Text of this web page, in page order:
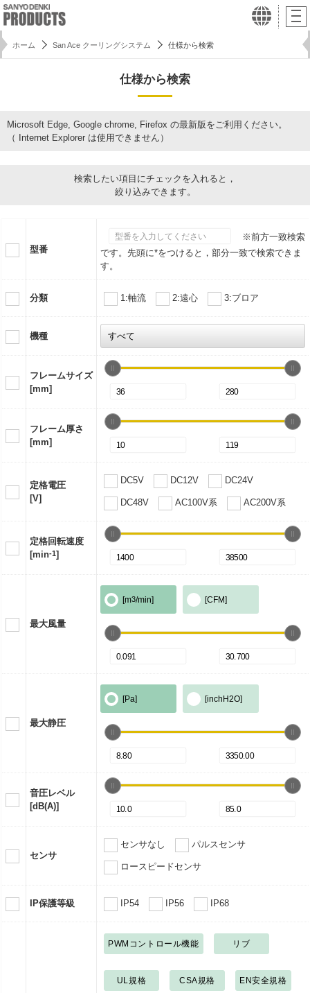
ホーム San Ace クーリングシステム 仕様から検索
仕様から検索
Microsoft Edge, Google chrome, Firefox の最新版をご利用ください。
（ Internet Explorer は使用できません）
検索したい項目にチェックを入れると，
絞り込みできます。
型番
※前方一致検索
です。先頭に*をつけると，部分一致で検索できま
す。
分類 1:軸流 2:遠心 3:ブロア
機種
フレームサイズ
[mm]
フレーム厚さ
[mm]
定格電圧
[V]
DC5V DC12V DC24V
DC48V AC100V系 AC200V系
定格回転速度
[min-1]
最大風量
[m3/min] [CFM]
最大静圧
[Pa] [inchH2O]
音圧レベル
[dB(A)]
センサ
センサなし パルスセンサ
ロースピードセンサ
IP保護等級 IP54 IP56 IP68
PWMコントロール機能 リブ
UL規格 CSA規格 EN安全規格